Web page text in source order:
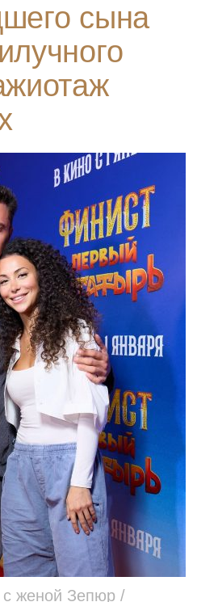
сына
женой Зепюр /